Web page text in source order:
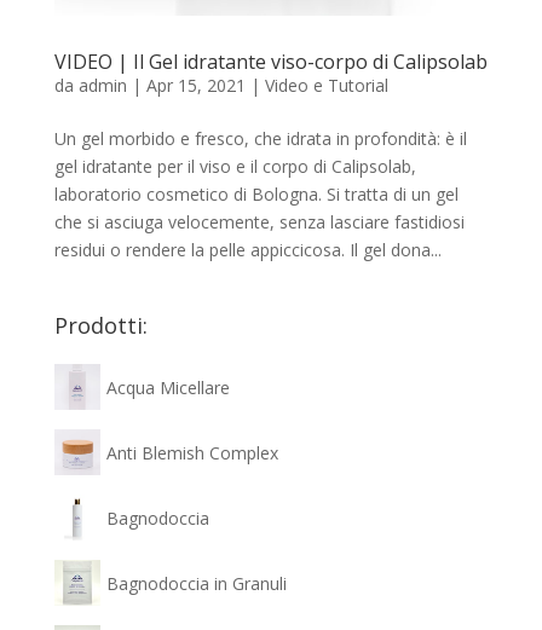
VIDEO | Il Gel idratante viso-corpo di Calipsolab
da admin | Apr 15, 2021 | Video e Tutorial
Un gel morbido e fresco, che idrata in profondità: è il
gel idratante per il viso e il corpo di Calipsolab,
laboratorio cosmetico di Bologna. Si tratta di un gel
che si asciuga velocemente, senza lasciare fastidiosi
residui o rendere la pelle appiccicosa. Il gel dona...
Prodotti:
Acqua Micellare
Anti Blemish Complex
Bagnodoccia
Bagnodoccia in Granuli